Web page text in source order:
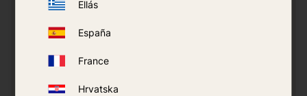
Ellás
España
France
Hrvatska